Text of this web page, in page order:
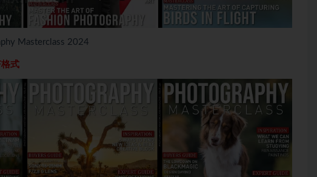
Masterclass 2024
式